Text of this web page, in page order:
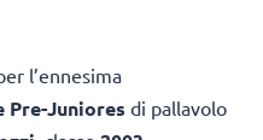
l’ennesima
Pre-Juniores di pallavolo